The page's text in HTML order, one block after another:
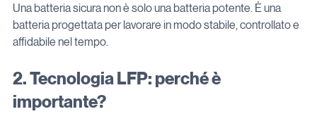
Una batteria sicura non è solo una batteria potente. È una
batteria progettata per lavorare in modo stabile, controllato e
affidabile nel tempo.
2. Tecnologia LFP: perché è
importante?